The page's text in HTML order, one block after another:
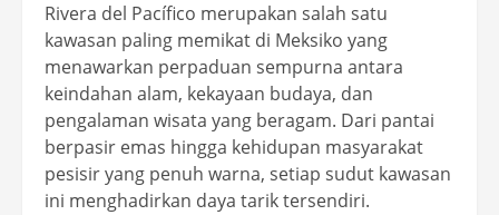
Rivera del Pacífico merupakan salah satu
kawasan paling memikat di Meksiko yang
menawarkan perpaduan sempurna antara
keindahan alam, kekayaan budaya, dan
pengalaman wisata yang beragam. Dari pantai
berpasir emas hingga kehidupan masyarakat
pesisir yang penuh warna, setiap sudut kawasan
ini menghadirkan daya tarik tersendiri.